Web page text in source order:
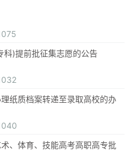
)提前批征集志愿的公告
纸质档案转递至录取高校的办
、体育、技能高考高职高专批